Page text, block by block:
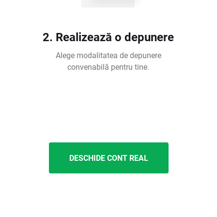
2. Realizează o depunere
Alege modalitatea de depunere
convenabilă pentru tine.
DESCHIDE CONT REAL